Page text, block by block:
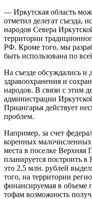
— Иркутская область
отметил делегат съезда,
народов Севера
территории
РФ. Кроме того, мы
быть использована по
На съезде обсуждались и
здравоохранения и
народов. В связи с этим
администрации
Приангарья действует
проблем.
Например, за счет
коренных
места в поселке Верхняя
планируется построить
это 2,5 млн. рублей
того, на территории
финансируемая в объеме
тофам возможность